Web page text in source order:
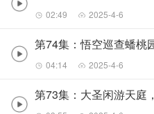
02:49 2025-4-6
第74集：悟空巡查蟠桃
04:14 2025-4-6
第73集：大圣闲游天庭